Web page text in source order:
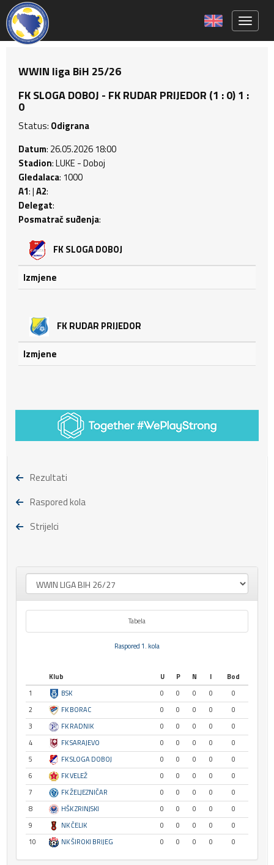
WWIN liga BiH 25/26
FK SLOGA DOBOJ - FK RUDAR PRIJEDOR (1 : 0) 1 :
0
Status: Odigrana
Datum: 26.05.2026 18:00
Stadion: LUKE - Doboj
Gledalaca: 1000
A1: |A2:
Delegat:
Posmatrač suđenja:
FK SLOGA DOBOJ
Izmjene
FK RUDAR PRIJEDOR
Izmjene
Rezultati
Raspored kola
Strijelci
Tabela
Raspored 1. kola
Klub U P N I
Bod
1
BSK 0 0 0 0
0
2
FK BORAC 0 0 0 0
0
3
FK RADNIK 0 0 0 0
0
4
FK SARAJEVO 0 0 0 0
0
5
FK SLOGA DOBOJ 0 0 0 0
0
6
FK VELEŽ 0 0 0 0
0
7
FK ŽELJEZNIČAR 0 0 0 0
0
8
HŠK ZRINJSKI 0 0 0 0
0
9
NK ČELIK 0 0 0 0
0
10
NK ŠIROKI BRIJEG 0 0 0 0 0